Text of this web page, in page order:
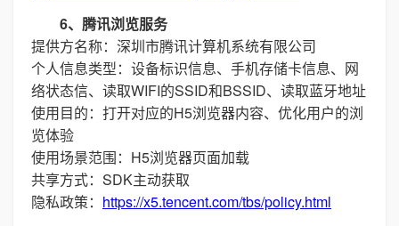
6、腾讯浏览服务
提供方名称：深圳市腾讯计算机系统有限公司
个人信息类型：设备标识信息、手机存储卡信息、网
络状态信、读取WIFI的SSID和BSSID、读取蓝牙地址
使用目的：打开对应的H5浏览器内容、优化用户的浏
览体验
使用场景范围：H5浏览器页面加载
共享方式：SDK主动获取
隐私政策： https://x5.tencent.com/tbs/policy.html